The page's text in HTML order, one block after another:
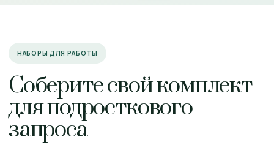
НАБОРЫ ДЛЯ РАБОТЫ
Соберите свой комплект
для подросткового
запроса